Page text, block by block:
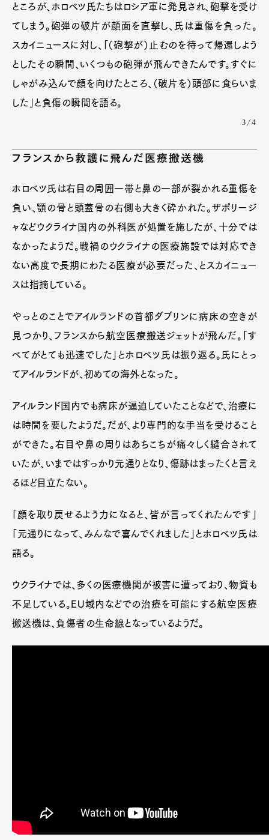
ところが、ホロベツ氏たちはロシア軍に発見され、砲撃を受け
てしまう。砲弾の破片が顔面を直撃し、氏は重傷を負った。
スカイニュースに対し、「（砲撃が）止むのを待って帰還しよう
としたその瞬間、いくつもの砲弾が飛んできたんです。すぐに
しゃがみ込んで顔を向けたところ、（破片を）頭部に食らいま
した」と負傷の瞬間を語る。
3/4
フランスから救護に飛んだ医療搬送機
ホロベツ氏は右目の周囲一帯と鼻の一部が裂かれる重傷を
負い、顎の骨と頭蓋骨の右側も大きく砕かれた。ザポリージ
ャなどウクライナ国内の外科医が処置を施したが、十分では
なかったようだ。戦禍のウクライナの医療施設では対応でき
ない高度で長期にわたる医療が必要だった、とスカイニュー
スは指摘している。
やっとのことでアイルランドの首都ダブリンに病床の空きが
見つかり、フランスから航空医療搬送ジェットが飛んだ。「す
べてがとても迅速でした」とホロベツ氏は振り返る。氏にとっ
てアイルランドが、初めての海外となった。
アイルランド国内でも病床が逼迫していたことなどで、治療に
は時間を要したようだ。だが、より専門的な手当を受けること
ができた。右目や鼻の周りはあちこちが痛々しく縫合されて
いたが、いまではすっかり元通りとなり、傷跡はまったくと言え
るほど目立たない。
「顔を取り戻せるよう力になると、皆が言ってくれたんです」
「元通りになって、みんなで喜んでくれました」とホロベツ氏は
語る。
ウクライナでは、多くの医療機関が被害に遭っており、物資も
不足している。EU域内などでの治療を可能にする航空医療
搬送機は、負傷者の生命線となっているようだ。